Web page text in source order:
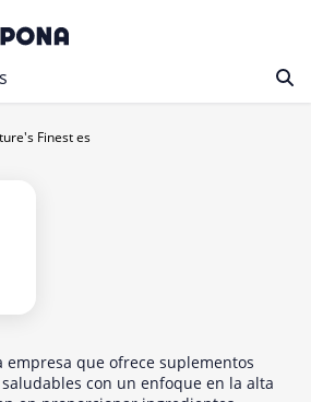
Finest es
empresa que ofrece suplementos
con un enfoque en la alta